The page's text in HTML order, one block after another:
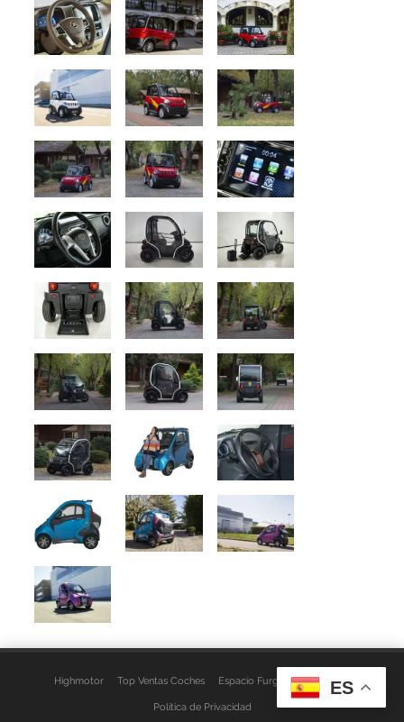
Highmotor Top Ventas Coches Espacio Furgo Aviso Legal
Política de Privacidad
ES